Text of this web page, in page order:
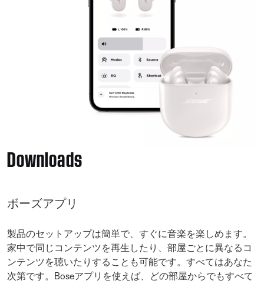
Downloads
ボーズアプリ
製品のセットアップは簡単で、すぐに音楽を楽しめます。
家中で同じコンテンツを再生したり、部屋ごとに異なるコ
ンテンツを聴いたりすることも可能です。すべてはあなた
次第です。Boseアプリを使えば、どの部屋からでもすべて